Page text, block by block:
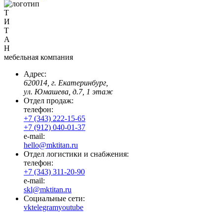
Т
И
Т
А
Н
мебельная компания
Адрес:
620014, г. Екатеринбург,
ул. Юмашева, д.7, 1 этаж
Отдел продаж:
телефон:
+7 (343) 222-15-65
+7 (912) 040-01-37
e-mail:
hello@mktitan.ru
Отдел логистики и снабжения:
телефон:
+7 (343) 311-20-90
e-mail:
skl@mktitan.ru
Социальные сети:
vktelegramyoutube